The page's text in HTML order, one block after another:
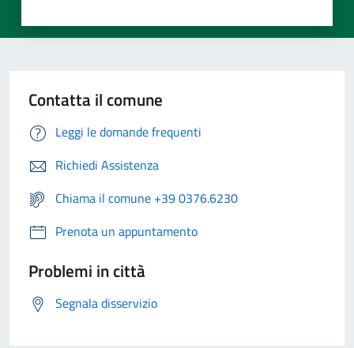
Contatta il comune
Leggi le domande frequenti
Richiedi Assistenza
Chiama il comune +39 0376.6230
Prenota un appuntamento
Problemi in città
Segnala disservizio